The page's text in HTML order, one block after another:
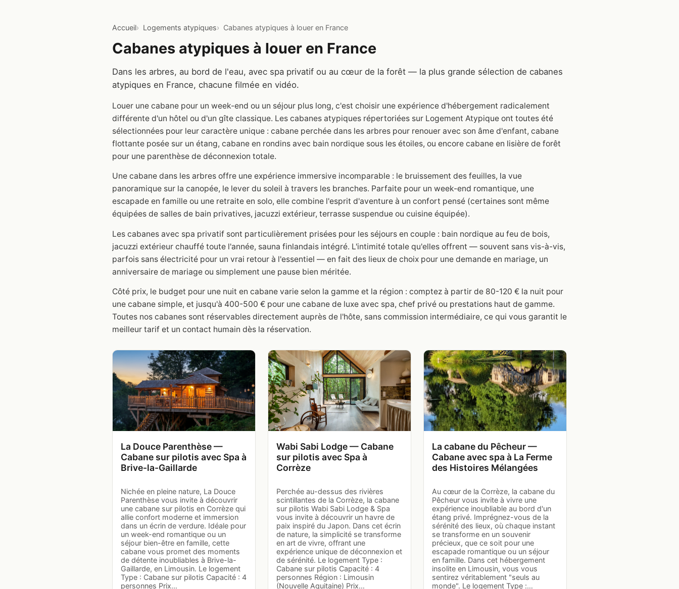
Accueil Logements atypiques Cabanes atypiques à louer en France
Cabanes atypiques à louer en France
Dans les arbres, au bord de l'eau, avec spa privatif ou au cœur de la forêt — la plus grande sélection de cabanes
atypiques en France, chacune filmée en vidéo.
Louer une cabane pour un week-end ou un séjour plus long, c'est choisir une expérience d'hébergement radicalement
différente d'un hôtel ou d'un gîte classique. Les cabanes atypiques répertoriées sur Logement Atypique ont toutes été
sélectionnées pour leur caractère unique : cabane perchée dans les arbres pour renouer avec son âme d'enfant, cabane
flottante posée sur un étang, cabane en rondins avec bain nordique sous les étoiles, ou encore cabane en lisière de forêt
pour une parenthèse de déconnexion totale.
Une cabane dans les arbres offre une expérience immersive incomparable : le bruissement des feuilles, la vue
panoramique sur la canopée, le lever du soleil à travers les branches. Parfaite pour un week-end romantique, une
escapade en famille ou une retraite en solo, elle combine l'esprit d'aventure à un confort pensé (certaines sont même
équipées de salles de bain privatives, jacuzzi extérieur, terrasse suspendue ou cuisine équipée).
Les cabanes avec spa privatif sont particulièrement prisées pour les séjours en couple : bain nordique au feu de bois,
jacuzzi extérieur chauffé toute l'année, sauna finlandais intégré. L'intimité totale qu'elles offrent — souvent sans vis-à-vis,
parfois sans électricité pour un vrai retour à l'essentiel — en fait des lieux de choix pour une demande en mariage, un
anniversaire de mariage ou simplement une pause bien méritée.
Côté prix, le budget pour une nuit en cabane varie selon la gamme et la région : comptez à partir de 80-120 € la nuit pour
une cabane simple, et jusqu'à 400-500 € pour une cabane de luxe avec spa, chef privé ou prestations haut de gamme.
Toutes nos cabanes sont réservables directement auprès de l'hôte, sans commission intermédiaire, ce qui vous garantit le
meilleur tarif et un contact humain dès la réservation.
La Douce Parenthèse —
Cabane sur pilotis avec Spa à
Brive-la-Gaillarde
Nichée en pleine nature, La Douce
Parenthèse vous invite à découvrir
une cabane sur pilotis en Corrèze qui
allie confort moderne et immersion
dans un écrin de verdure. Idéale pour
un week-end romantique ou un
séjour bien-être en famille, cette
cabane vous promet des moments
de détente inoubliables à Brive-la-
Gaillarde, en Limousin. Le logement
Type : Cabane sur pilotis Capacité : 4
personnes Prix…
Wabi Sabi Lodge — Cabane
sur pilotis avec Spa à
Corrèze
Perchée au-dessus des rivières
scintillantes de la Corrèze, la cabane
sur pilotis Wabi Sabi Lodge & Spa
vous invite à découvrir un havre de
paix inspiré du Japon. Dans cet écrin
de nature, la simplicité se transforme
en art de vivre, offrant une
expérience unique de déconnexion et
de sérénité. Le logement Type :
Cabane sur pilotis Capacité : 4
personnes Région : Limousin
(Nouvelle Aquitaine) Prix…
La cabane du Pêcheur —
Cabane avec spa à La Ferme
des Histoires Mélangées
Au cœur de la Corrèze, la cabane du
Pêcheur vous invite à vivre une
expérience inoubliable au bord d'un
étang privé. Imprégnez-vous de la
sérénité des lieux, où chaque instant
se transforme en un souvenir
précieux, que ce soit pour une
escapade romantique ou un séjour
en famille. Dans cet hébergement
insolite en Limousin, vous vous
sentirez véritablement "seuls au
monde". Le logement Type :…